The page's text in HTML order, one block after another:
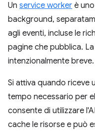
Un service worker è
background,
agli eventi, incluse le
pagine che pubblica.
intenzionalmente breve.
Si attiva quando riceve
tempo necessario per
consente di utilizzare
cache le risorse e può